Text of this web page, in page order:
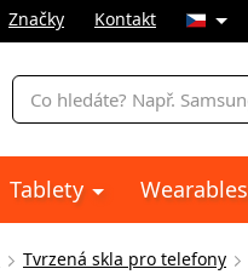
Značky Kontakt
Vyhledávání
Tablety Wearables
Tvrzená skla pro telefony